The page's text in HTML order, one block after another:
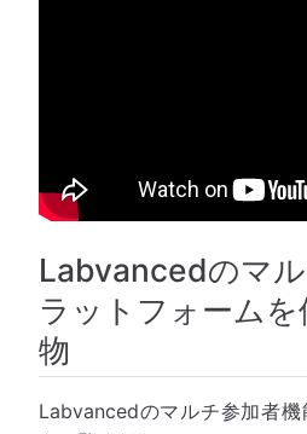
Labvancedのマ
ラットフォームを
物
Labvancedのマルチ参加者